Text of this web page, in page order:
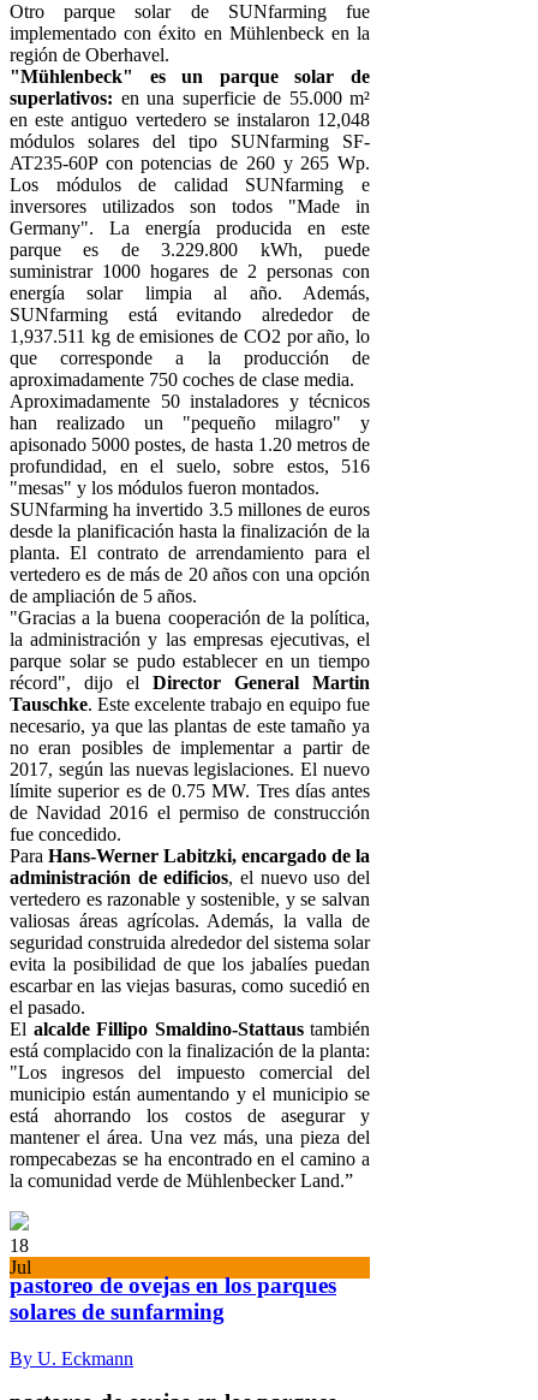
Otro parque solar de SUNfarming fue
implementado con éxito en Mühlenbeck en la
región de Oberhavel.
"Mühlenbeck" es un parque solar de
superlativos: en una superficie de 55.000 m²
en este antiguo vertedero se instalaron 12,048
módulos solares del tipo SUNfarming SF-
AT235-60P con potencias de 260 y 265 Wp.
Los módulos de calidad SUNfarming e
inversores utilizados son todos "Made in
Germany". La energía producida en este
parque es de 3.229.800 kWh, puede
suministrar 1000 hogares de 2 personas con
energía solar limpia al año. Además,
SUNfarming está evitando alrededor de
1,937.511 kg de emisiones de CO2 por año, lo
que corresponde a la producción de
aproximadamente 750 coches de clase media.
Aproximadamente 50 instaladores y técnicos
han realizado un "pequeño milagro" y
apisonado 5000 postes, de hasta 1.20 metros de
profundidad, en el suelo, sobre estos, 516
"mesas" y los módulos fueron montados.
SUNfarming ha invertido 3.5 millones de euros
desde la planificación hasta la finalización de la
planta. El contrato de arrendamiento para el
vertedero es de más de 20 años con una opción
de ampliación de 5 años.
"Gracias a la buena cooperación de la política,
la administración y las empresas ejecutivas, el
parque solar se pudo establecer en un tiempo
récord", dijo el Director General Martin
Tauschke. Este excelente trabajo en equipo fue
necesario, ya que las plantas de este tamaño ya
no eran posibles de implementar a partir de
2017, según las nuevas legislaciones. El nuevo
límite superior es de 0.75 MW. Tres días antes
de Navidad 2016 el permiso de construcción
fue concedido.
Para Hans-Werner Labitzki, encargado de la
administración de edificios, el nuevo uso del
vertedero es razonable y sostenible, y se salvan
valiosas áreas agrícolas. Además, la valla de
seguridad construida alrededor del sistema solar
evita la posibilidad de que los jabalíes puedan
escarbar en las viejas basuras, como sucedió en
el pasado.
El alcalde Fillipo Smaldino-Stattaustambién
está complacido con la finalización de la planta:
"Los ingresos del impuesto comercial del
municipio están aumentando y el municipio se
está ahorrando los costos de asegurar y
mantener el área. Una vez más, una pieza del
rompecabezas se ha encontrado en el camino a
la comunidad verde de Mühlenbecker Land.”
18
Jul
pastoreo de ovejas en los parques
solares de sunfarming
By U. Eckmann